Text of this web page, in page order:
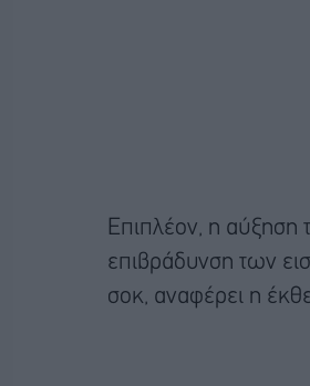
Επιπλέον, η
επιβράδυνση των
σοκ, αναφέρει η